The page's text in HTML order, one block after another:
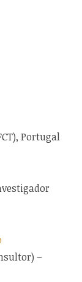
Portugal
–